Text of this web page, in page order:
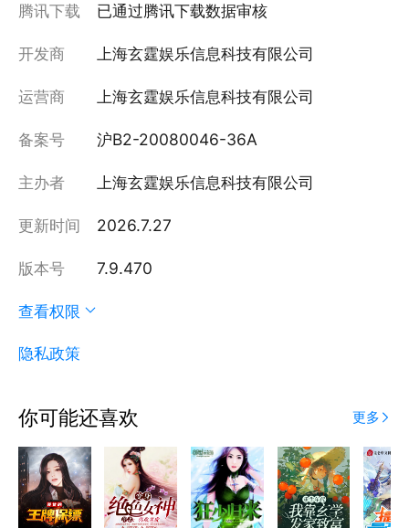
腾讯下载 已通过腾讯下载数据审核
开发商 上海玄霆娱乐信息科技有限公司
运营商 上海玄霆娱乐信息科技有限公司
备案号 沪B2-20080046-36A
主办者 上海玄霆娱乐信息科技有限公司
更新时间 2026.7.27
版本号 7.9.470
查看权限
隐私政策
你可能还喜欢 更多